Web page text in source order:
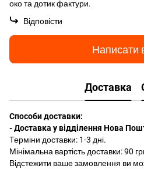
око та дотик фактури.
Відповісти
Написати
Доставка
Способи доставки:
- Доставка у відділення Нова
Терміни доставки: 1-3 дні.
Мінімальна вартість доставки: 90
Відстежити ваше замовлення ви